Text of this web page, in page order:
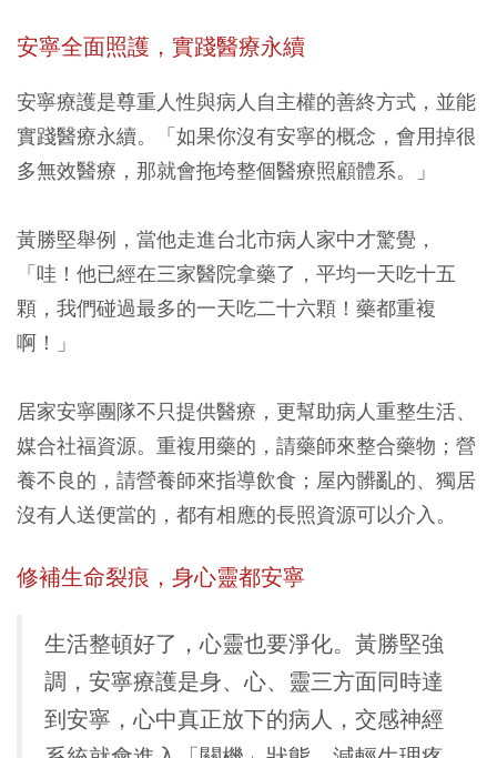
安寧全面照護， 實踐醫療永續
安寧療護是尊重人性與病人自主權的善終方式，並能
實踐醫療永續。「如果你沒有安寧的概念，會用掉很
多無效醫療，那就會拖垮整個醫療照顧體系。」
黃勝堅舉例，當他走進台北市病人家中才驚覺，
「哇！他已經在三家醫院拿藥了，平均一天吃十五
顆，我們碰過最多的一天吃二十六顆！藥都重複
啊！」
居家安寧團隊不只提供醫療，更幫助病人重整生活、
媒合社福資源。重複用藥的，請藥師來整合藥物；營
養不良的，請營養師來指導飲食；屋內髒亂的、獨居
沒有人送便當的，都有相應的長照資源可以介入。
修補生命裂痕， 身心靈都安寧
生活整頓好了，心靈也要淨化。黃勝堅強
調，安寧療護是身、心、靈三方面同時達
到安寧，心中真正放下的病人，交感神經